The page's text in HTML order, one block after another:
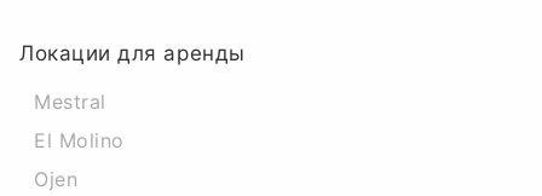
Локации для аренды
Mestral
El Molino
Ojen